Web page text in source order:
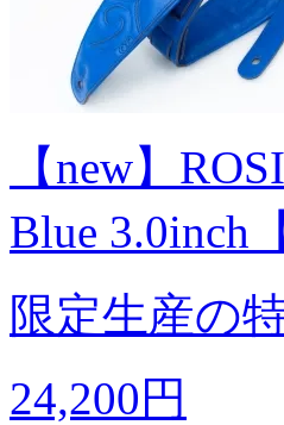
【new】
Blue 3.0inch
限定生産の
24,200円